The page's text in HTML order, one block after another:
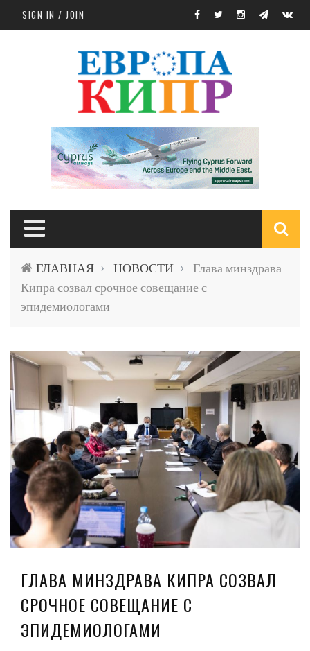
Skip to main content
SIGN IN / JOIN
ГЛАВНАЯ › НОВОСТИ ›
Глава минздрава
Кипра созвал срочное совещание с
эпидемиологами
ГЛАВА МИНЗДРАВА КИПРА СОЗВАЛ
СРОЧНОЕ СОВЕЩАНИЕ С
ЭПИДЕМИОЛОГАМИ